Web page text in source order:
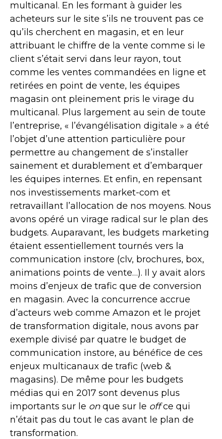
multicanal. En les formant à guider les
acheteurs sur le site s’ils ne trouvent pas ce
qu’ils cherchent en magasin, et en leur
attribuant le chiffre de la vente comme si le
client s’était servi dans leur rayon, tout
comme les ventes commandées en ligne et
retirées en point de vente, les équipes
magasin ont pleinement pris le virage du
multicanal. Plus largement au sein de toute
l’entreprise, « l’évangélisation digitale » a été
l’objet d’une attention particulière pour
permettre au changement de s’installer
sainement et durablement et d’embarquer
les équipes internes. Et enfin, en repensant
nos investissements market-com et
retravaillant l’allocation de nos moyens. Nous
avons opéré un virage radical sur le plan des
budgets. Auparavant, les budgets marketing
étaient essentiellement tournés vers la
communication instore (clv, brochures, box,
animations points de vente…). Il y avait alors
moins d’enjeux de trafic que de conversion
en magasin. Avec la concurrence accrue
d’acteurs web comme Amazon et le projet
de transformation digitale, nous avons par
exemple divisé par quatre le budget de
communication instore, au bénéfice de ces
enjeux multicanaux de trafic (web &
magasins). De même pour les budgets
médias qui en 2017 sont devenus plus
importants sur le on que sur le offce qui
n’était pas du tout le cas avant le plan de
transformation.